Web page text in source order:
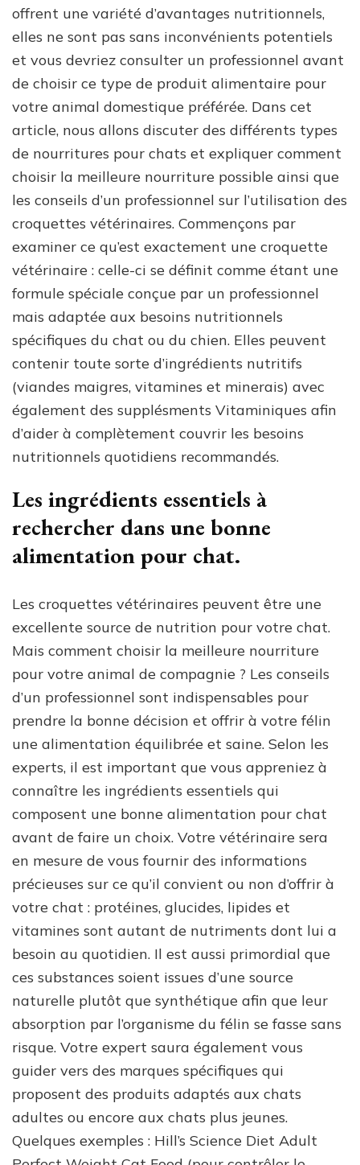
offrent une variété d’avantages nutritionnels,
elles ne sont pas sans inconvénients potentiels
et vous devriez consulter un professionnel avant
de choisir ce type de produit alimentaire pour
votre animal domestique préférée. Dans cet
article, nous allons discuter des différents types
de nourritures pour chats et expliquer comment
choisir la meilleure nourriture possible ainsi que
les conseils d’un professionnel sur l’utilisation des
croquettes vétérinaires. Commençons par
examiner ce qu’est exactement une croquette
vétérinaire : celle-ci se définit comme étant une
formule spéciale conçue par un professionnel
mais adaptée aux besoins nutritionnels
spécifiques du chat ou du chien. Elles peuvent
contenir toute sorte d’ingrédients nutritifs
(viandes maigres, vitamines et minerais) avec
également des supplésments Vitaminiques afin
d’aider à complètement couvrir les besoins
nutritionnels quotidiens recommandés.
Les ingrédients essentiels à
rechercher dans une bonne
alimentation pour chat.
Les croquettes vétérinaires peuvent être une
excellente source de nutrition pour votre chat.
Mais comment choisir la meilleure nourriture
pour votre animal de compagnie ? Les conseils
d’un professionnel sont indispensables pour
prendre la bonne décision et offrir à votre félin
une alimentation équilibrée et saine. Selon les
experts, il est important que vous appreniez à
connaître les ingrédients essentiels qui
composent une bonne alimentation pour chat
avant de faire un choix. Votre vétérinaire sera
en mesure de vous fournir des informations
précieuses sur ce qu’il convient ou non d’offrir à
votre chat : protéines, glucides, lipides et
vitamines sont autant de nutriments dont lui a
besoin au quotidien. Il est aussi primordial que
ces substances soient issues d’une source
naturelle plutôt que synthétique afin que leur
absorption par l’organisme du félin se fasse sans
risque. Votre expert saura également vous
guider vers des marques spécifiques qui
proposent des produits adaptés aux chats
adultes ou encore aux chats plus jeunes.
Quelques exemples : Hill’s Science Diet Adult